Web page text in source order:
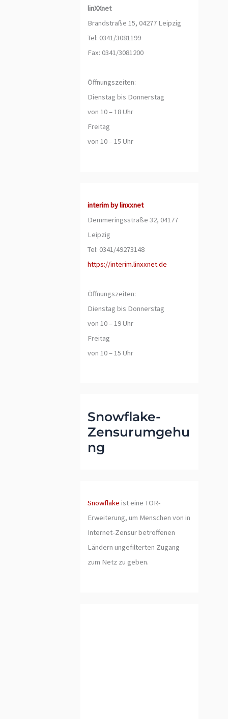
linXXnet
Brandstraße 15, 04277 Leipzig
Tel: 0341/3081199
Fax: 0341/3081200
Öffnungszeiten:
Dienstag bis Donnerstag
von 10 – 18 Uhr
Freitag
von 10 – 15 Uhr
interim by linxxnet
Demmeringsstraße 32, 04177
Leipzig
Tel: 0341/49273148
https://interim.linxxnet.de
Öffnungszeiten:
Dienstag bis Donnerstag
von 10 – 19 Uhr
Freitag
von 10 – 15 Uhr
Snowflake-
Zensurumgehu
ng
Snowflake ist eine TOR-
Erweiterung, um Menschen von in
Internet-Zensur betroffenen
Ländern ungefilterten Zugang
zum Netz zu geben.